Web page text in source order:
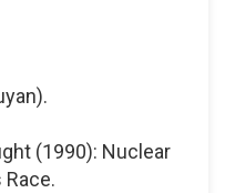
(1990): Nuclear